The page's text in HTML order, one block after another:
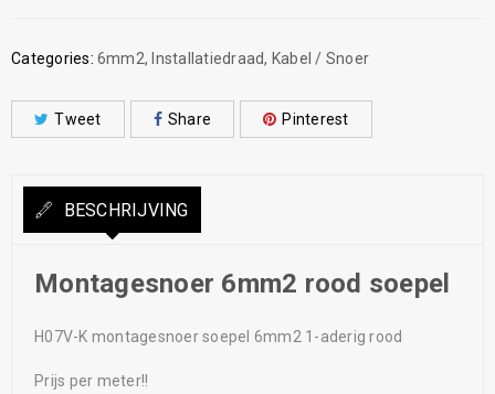
Categories: 6mm2,Installatiedraad, Kabel / Snoer
Tweet Share Pinterest
BESCHRIJVING
Montagesnoer 6mm2 rood soepel
H07V-K montagesnoer soepel 6mm2 1-aderig rood
Prijs per meter!!